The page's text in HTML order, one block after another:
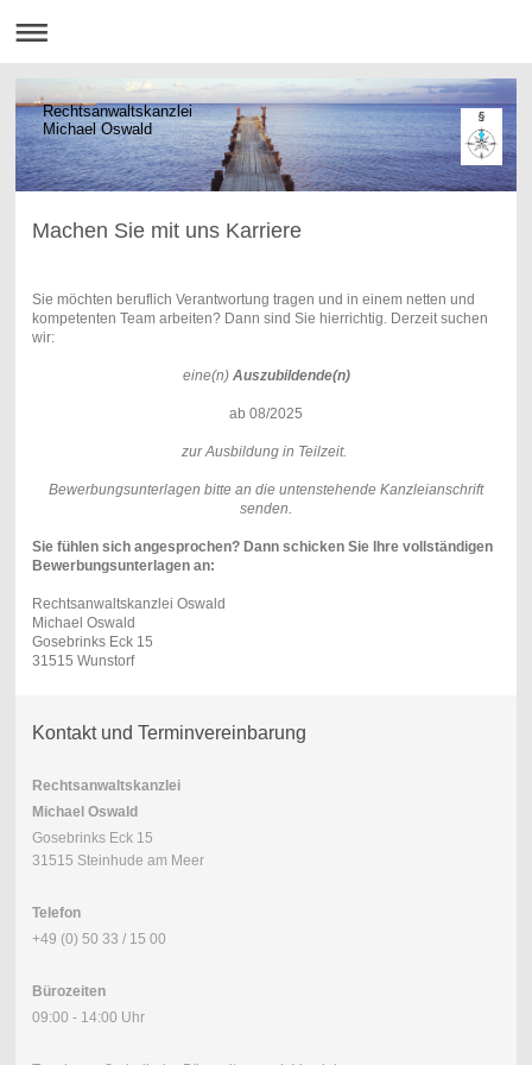
Rechtsanwaltskanzlei
Michael Oswald
Machen Sie mit uns Karriere
Sie möchten beruflich Verantwortung tragen und in einem netten und
kompetenten Team arbeiten? Dann sind Sie hierrichtig. Derzeit suchen
wir:
eine(n) Auszubildende(n)
ab 08/2025
zur Ausbildung in Teilzeit.
Bewerbungsunterlagen bitte an die untenstehende Kanzleianschrift
senden.
Sie fühlen sich angesprochen? Dann schicken Sie Ihre vollständigen
Bewerbungsunterlagen an:
Rechtsanwaltskanzlei Oswald
Michael Oswald
Gosebrinks Eck 15
31515 Wunstorf
Kontakt und Terminvereinbarung
Rechtsanwaltskanzlei
Michael Oswald
Gosebrinks Eck 15
31515 Steinhude am Meer
Telefon
+49 (0) 50 33 / 15 00
Bürozeiten
09:00 - 14:00 Uhr